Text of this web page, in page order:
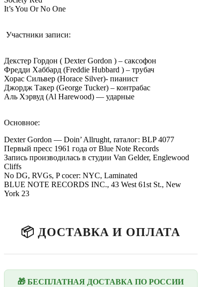
It’s You Or No One
Участники записи:
Декстер Гордон ( Dexter Gordon ) – саксофон
Фредди Хаббард (Freddie Hubbard ) – трубач
Хорас Сильвер (Horace Silver)- пианист
Джордж Такер (George Tucker) – контрабас
Аль Хэрвуд (Al Harewood) — ударные
Основное:
Dexter Gordon — Doin’ Allrught, rаталог: BLP 4077
Первый пресс 1961 года от Blue Note Records
Запись производилась в студии Van Gelder, Englewood
Cliffs
No DG, RVGs, P cocer: NYC, Laminated
BLUE NOTE RECORDS INC., 43 West 61st St., New
York 23
📦 ДОСТАВКА И ОПЛАТА
🎁 БЕСПЛАТНАЯ ДОСТАВКА ПО РОССИИ